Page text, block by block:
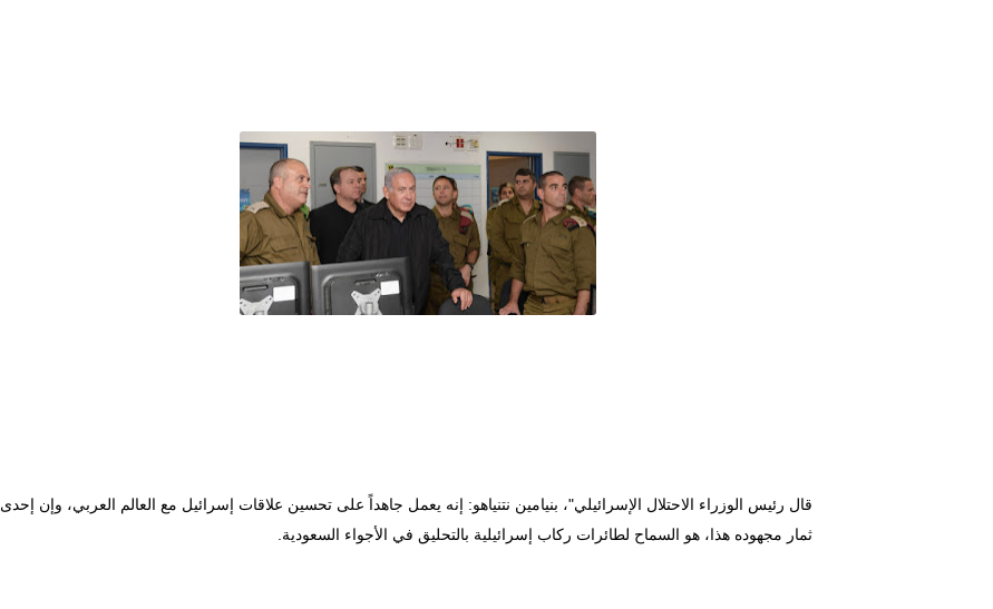
قال رئيس الوزراء الاحتلال الإسرائيلي"، بنيامين نتنياهو: إنه يعمل جاهداً على تحسين علاقات إسرائيل مع العالم العربي، وإن إحدى
ثمار مجهوده هذا، هو السماح لطائرات ركاب إسرائيلية بالتحليق في الأجواء السعودية.